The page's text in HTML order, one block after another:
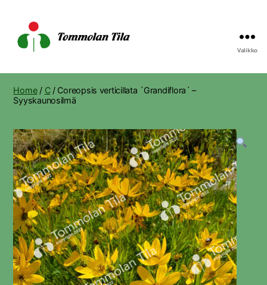
Tila
Valikko
Home/ C/ Coreopsis verticillata ´Grandiflora´ –
Syyskaunosilmä